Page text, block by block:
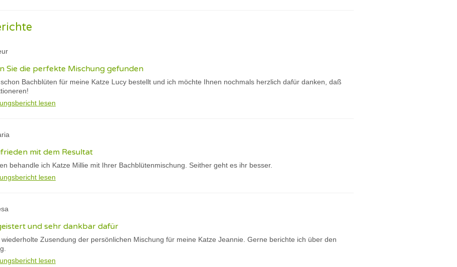
Sie die perfekte Mischung gefunden
Bachblüten für meine Katze Lucy bestellt und ich möchte Ihnen nochmals herzlich dafür danken, daß
lesen
mit dem Resultat
behandle ich Katze Millie mit Ihrer Bachblütenmischung. Seither geht es ihr besser.
lesen
und sehr dankbar dafür
Zusendung der persönlichen Mischung für meine Katze Jeannie. Gerne berichte ich über den
lesen